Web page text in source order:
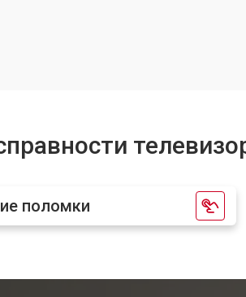
HDMI порта
поломки